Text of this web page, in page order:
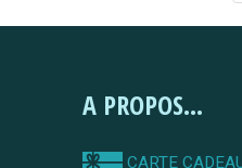
A PROPOS...
CARTE